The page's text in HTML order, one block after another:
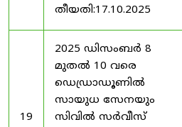
തീയതി:17.10.2025
19
2025 ഡിസംബർ 8
മുതൽ 10 വരെ
ഡെഡ്രാഡൂണിൽ
സായുധ സേനയും
സിവിൽ സർവീസ്